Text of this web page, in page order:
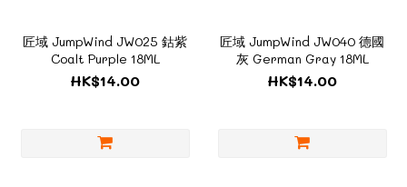
匠域 JumpWind JW025 鈷紫
Coalt Purple 18ML
HK$14.00
匠域 JumpWind JW040 德國
灰 German Gray 18ML
HK$14.00